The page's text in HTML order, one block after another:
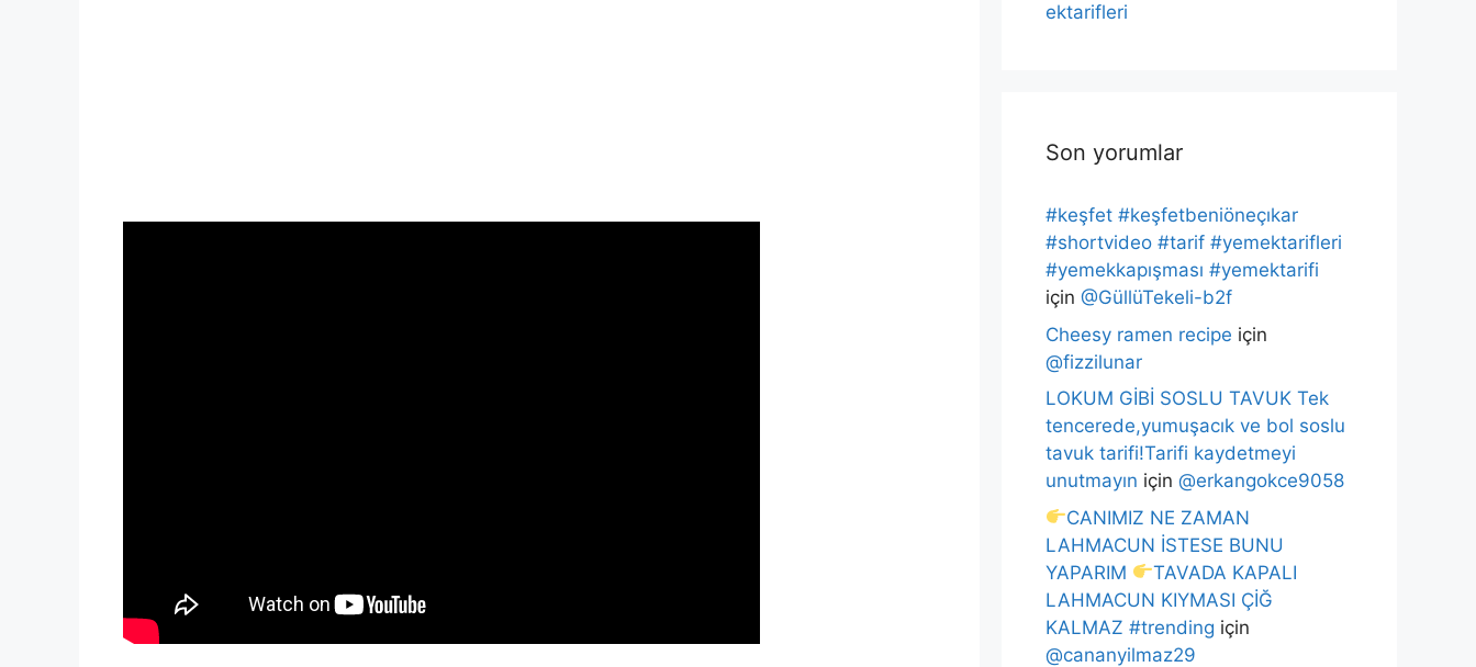
ektarifleri
Son yorumlar
#keşfet #keşfetbeniöneçıkar
#shortvideo #tarif #yemektarifleri
#yemekkapışması #yemektarifi
için @GüllüTekeli-b2f
Cheesy ramen recipe için
@fizzilunar
LOKUM GİBİ SOSLU TAVUK Tek
tencerede,yumuşacık ve bol soslu
tavuk tarifi!Tarifi kaydetmeyi
unutmayın için @erkangokce9058
CANIMIZ NE ZAMAN
LAHMACUN İSTESE BUNU
YAPARIM
TAVADA KAPALI
LAHMACUN KIYMASI ÇİĞ
KALMAZ #trending için
@cananyilmaz29